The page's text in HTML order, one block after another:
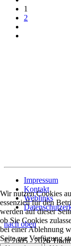
1
2
Impressum
Kontakt
Weblinks
nach oben
© 2005 - 2026
Wir nutzen Cookies
essenziell für den
werden auf dieser
ob Sie Cookies
bei einer Ablehnung
Seite zur Verfügung